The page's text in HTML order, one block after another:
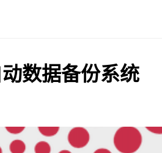
数据备份系统